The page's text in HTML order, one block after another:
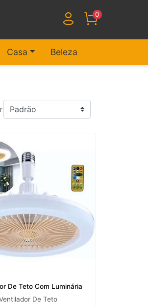
0
Casa Beleza
De Teto Com Luminária
De Teto